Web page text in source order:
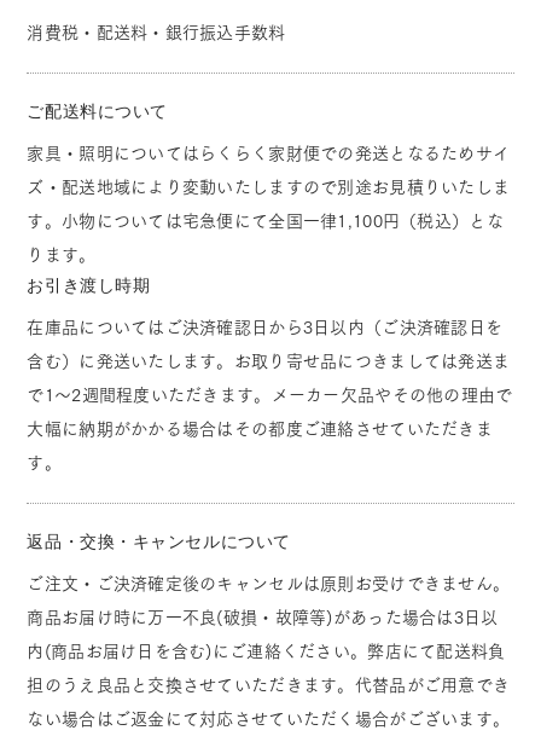
消費税・配送料・銀行振込手数料
ご配送料について
家具・照明についてはらくらく家財便での発送となるためサイ
ズ・配送地域により変動いたしますので別途お見積りいたしま
す。小物については宅急便にて全国一律1,100円（税込）とな
ります。
お引き渡し時期
在庫品についてはご決済確認日から3日以内（ご決済確認日を
含む）に発送いたします。お取り寄せ品につきましては発送ま
で1～2週間程度いただきます。メーカー欠品やその他の理由で
大幅に納期がかかる場合はその都度ご連絡させていただきま
す。
返品・交換・キャンセルについて
ご注文・ご決済確定後のキャンセルは原則お受けできません。
商品お届け時に万一不良(破損・故障等)があった場合は3日以
内(商品お届け日を含む)にご連絡ください。弊店にて配送料負
担のうえ良品と交換させていただきます。代替品がご用意でき
ない場合はご返金にて対応させていただく場合がございます。